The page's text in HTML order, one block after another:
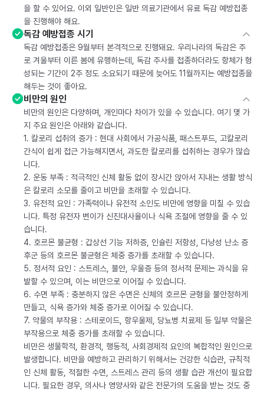
을 할 수 있어요. 이외 일반인은 일반 의료기관에서 유료 독감 예방접종
을 진행해야 해요.
독감 예방접종 시기
독감 예방접종은 9월부터 본격적으로 진행돼요. 우리나라의 독감은 주
로 겨울부터 이른 봄에 유행하는데, 독감 주사를 접종하더라도 항체가 형
성되는 기간이 2주 정도 소요되기 때문에 늦어도 11월까지는 예방접종을
해두는 것이 좋아요.
비만의 원인
비만의 원인은 다양하며, 개인마다 차이가 있을 수 있습니다. 여기 몇 가
지 주요 원인은 아래와 같습니다.
1. 칼로리 섭취의 증가 : 현대 사회에서 가공식품, 패스트푸드, 고칼로리
간식이 쉽게 접근 가능해지면서, 과도한 칼로리를 섭취하는 경우가 많습
니다.
2. 운동 부족 : 적극적인 신체 활동 없이 장시간 앉아서 지내는 생활 방식
은 칼로리 소모를 줄이고 비만을 초래할 수 있습니다.
3. 유전적 요인 : 가족력이나 유전적 소인도 비만에 영향을 미칠 수 있습
니다. 특정 유전자 변이가 신진대사율이나 식욕 조절에 영향을 줄 수 있
습니다.
4. 호르몬 불균형 : 갑상선 기능 저하증, 인슐린 저항성, 다낭성 난소 증
후군 등의 호르몬 불균형은 체중 증가를 초래할 수 있습니다.
5. 정서적 요인 : 스트레스, 불안, 우울증 등의 정서적 문제는 과식을 유
발할 수 있으며, 이는 비만으로 이어질 수 있습니다.
6. 수면 부족 : 충분하지 않은 수면은 신체의 호르몬 균형을 불안정하게
만들고, 식욕 증가와 체중 증가로 이어질 수 있습니다.
7. 약물의 부작용 : 스테로이드, 항우울제, 당뇨병 치료제 등 일부 약물은
부작용으로 체중 증가를 초래할 수 있습니다.
비만은 생물학적, 환경적, 행동적, 사회경제적 요인의 복합적인 원인으로
발생합니다. 비만을 예방하고 관리하기 위해서는 건강한 식습관, 규칙적
인 신체 활동, 적절한 수면, 스트레스 관리 등의 생활 습관 개선이 필요합
니다. 필요한 경우, 의사나 영양사와 같은 전문가의 도움을 받는 것도 중